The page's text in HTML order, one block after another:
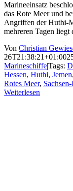
Marineeinsatz
das Rote Meer und
Angriffen der Huthi-
mehreren Tagen liegt
Von Christian
26T21:38:21+01:00
Marineschiffe|Tags:
Hessen, Huthi, Jemen,
Rotes Meer,
Weiterlesen